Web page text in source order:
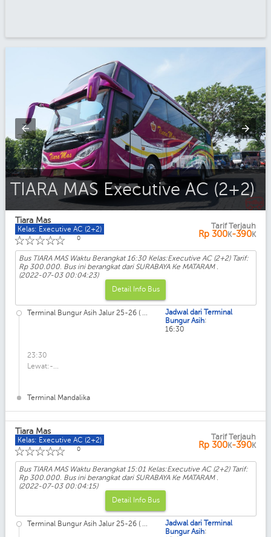
TIARA MAS Executive AC (2+2)
Tiara Mas
Kelas: Executive AC (2+2)
☆
☆
☆
☆
☆ 0
Tarif Terjauh
Rp 300K-390K
Bus TIARA MAS Waktu Berangkat 16:30 Kelas:Executive AC (2+2) Tarif:
Rp 300.000. Bus ini berangkat dari SURABAYA Ke MATARAM .
(2022-07-03 00:04:23)
Detail Info Bus
Terminal Bungur Asih Jalur 25-26 ( ...
23:30
Lewat:-...
Terminal Mandalika
Jadwal dari Terminal
Bungur Asih:
16:30
Tiara Mas
Kelas: Executive AC (2+2)
☆
☆
☆
☆
☆ 0
Tarif Terjauh
Rp 300K-390K
Bus TIARA MAS Waktu Berangkat 15:01 Kelas:Executive AC (2+2) Tarif:
Rp 300.000. Bus ini berangkat dari SURABAYA Ke MATARAM .
(2022-07-03 00:04:15)
Detail Info Bus
Terminal Bungur Asih Jalur 25-26 ( ...
Jadwal dari Terminal
Bungur Asih: